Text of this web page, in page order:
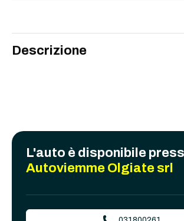
Descrizione
L'auto è disponibile
Autoviemme Olgiate srl